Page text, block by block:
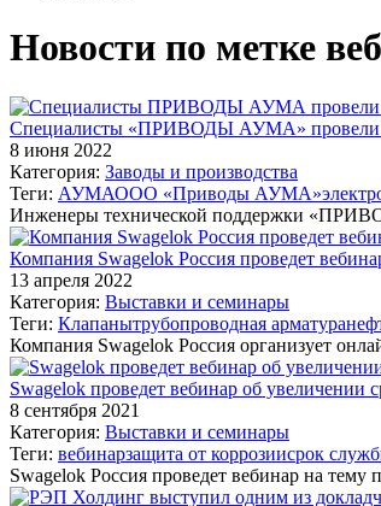
Новости по метке
Специалисты «ПРИВОДЫ АУМА» провели
8 июня 2022
Категория: Заводы и производства
Теги: АУМАООО «Приводы АУМА»
Инженеры технической поддержки
Компания Swagelok Россия проведет
13 апреля 2022
Категория: Выставки и семинары
Теги: Клапанытрубопроводная арматура
Компания Swagelok Россия организует
Swagelok проведет вебинар об увеличении
8 сентября 2021
Категория: Выставки и семинары
Теги: вебинарзащита от коррозиисрок
Swagelok Россия проведет вебинар на